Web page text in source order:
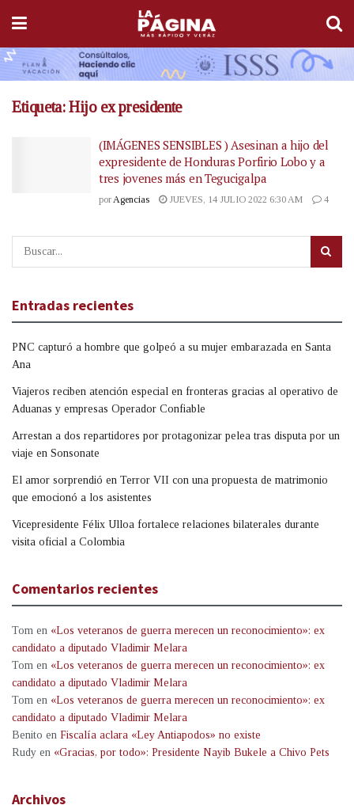
Etiqueta:Hijo ex presidente
(IMÁGENES SENSIBLES ) Asesinan a hijo del
expresidente de Honduras Porfirio Lobo y a
tres jovenes más en Tegucigalpa
por Agencias JUEVES, 14 JULIO 2022 6:30 AM 4
Entradas recientes
PNC capturó a hombre que golpeó a su mujer embarazada en Santa
Ana
Viajeros reciben atención especial en fronteras gracias al operativo de
Aduanas y empresas Operador Confiable
Arrestan a dos repartidores por protagonizar pelea tras disputa por un
viaje en Sonsonate
El amor sorprendió en Terror VII con una propuesta de matrimonio
que emocionó a los asistentes
Vicepresidente Félix Ulloa fortalece relaciones bilaterales durante
visita oficial a Colombia
Comentarios recientes
Tom en «Los veteranos de guerra merecen un reconocimiento»: ex
candidato a diputado Vladimir Melara
Tom en «Los veteranos de guerra merecen un reconocimiento»: ex
candidato a diputado Vladimir Melara
Tom en «Los veteranos de guerra merecen un reconocimiento»: ex
candidato a diputado Vladimir Melara
Benito en Fiscalía aclara «Ley Antiapodos» no existe
Rudy en «Gracias, por todo»: Presidente Nayib Bukele a Chivo Pets
Archivos